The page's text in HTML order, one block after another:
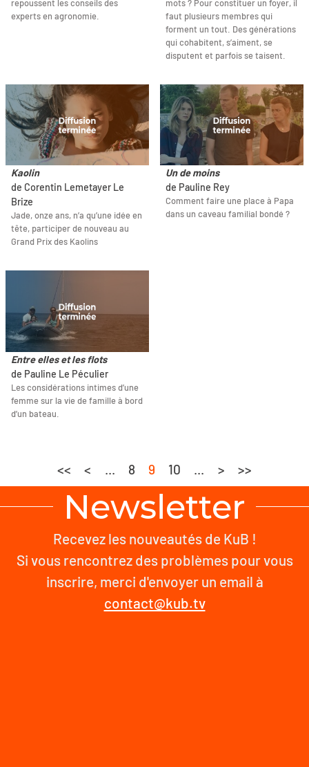
repoussent les conseils des
experts en agronomie.
mots ? Pour constituer un foyer, il
faut plusieurs membres qui
forment un tout. Des générations
qui cohabitent, s’aiment, se
disputent et parfois se taisent.
Kaolin
de Corentin Lemetayer Le
Brize
Jade, onze ans, n’a qu’une idée en
tête, participer de nouveau au
Grand Prix des Kaolins
Un de moins
de Pauline Rey
Comment faire une place à Papa
dans un caveau familial bondé ?
Entre elles et les flots
de Pauline Le Péculier
Les considérations intimes d’une
femme sur la vie de famille à bord
d’un bateau.
<< < ... 8 9 10 ... > >>
Newsletter
Recevez les nouveautés de KuB !
Si vous rencontrez des problèmes pour vous
inscrire, merci d'envoyer un email à
contact@kub.tv